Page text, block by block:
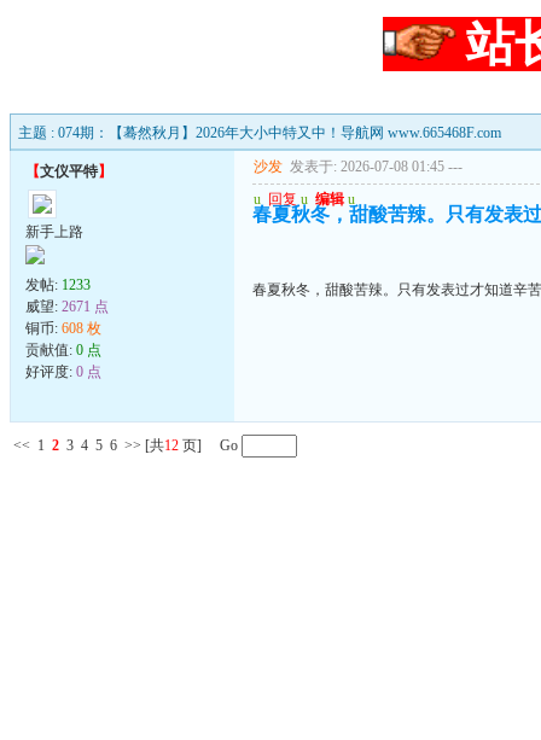
站
主题 : 074期：【蓦然秋月】2026年大小中特又中！导航网 www.665468F.com
【文仪平特】
新手上路
发帖: 1233
威望: 2671 点
铜币: 608 枚
贡献值: 0 点
好评度: 0 点
沙发 发表于: 2026-07-08 01:45 ---
u 回复 u 编辑 u
春夏秋冬，甜酸苦辣。只有发表
春夏秋冬，甜酸苦辣。只有发表过才知道辛
<< 1 2 3 4 5 6 >> [共12 页] Go